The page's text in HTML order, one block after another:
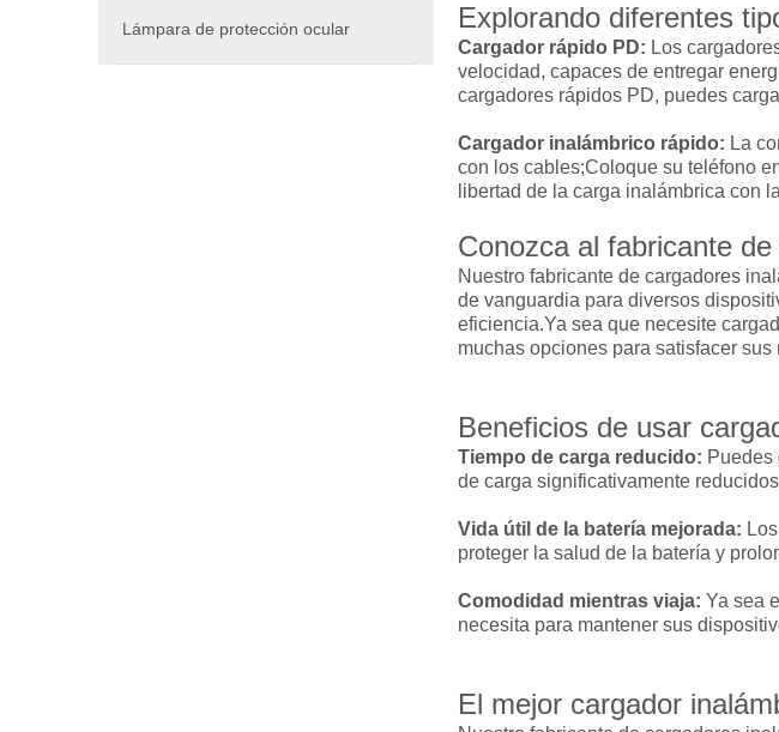
Lámpara de protección ocular Explorando diferentes
Cargador rápido PD: Los
velocidad, capaces de entregar
cargadores rápidos PD, puedes
Cargador inalámbrico rápido: La
con los cables;Coloque su teléfono
libertad de la carga inalámbrica con
Conozca al fabricante
Nuestro fabricante de cargadores
de vanguardia para diversos
eficiencia.Ya sea que necesite
muchas opciones para satisfacer sus
Beneficios de usar
Tiempo de carga reducido: Puedes
de carga significativamente
Vida útil de la batería mejorada:
proteger la salud de la batería y
Comodidad mientras viaja: Ya sea
necesita para mantener sus
El mejor cargador